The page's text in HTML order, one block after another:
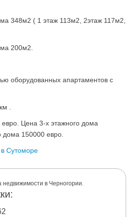
348м2 ( 1 этаж 113м2, 2этаж 117м2,
200м2.
оборудованных апартаментов с
.
Цена 3-х этажного дома
дома 150000 евро.
Сутоморе
в Черногории.